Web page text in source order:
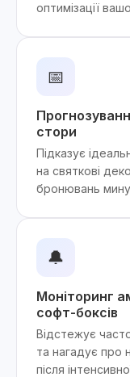
оптимізації
📅
стори
Підказує
на святкові
бронювань
🔔
Моніторинг
софт-боксів
Відстежує
та нагадує про
після